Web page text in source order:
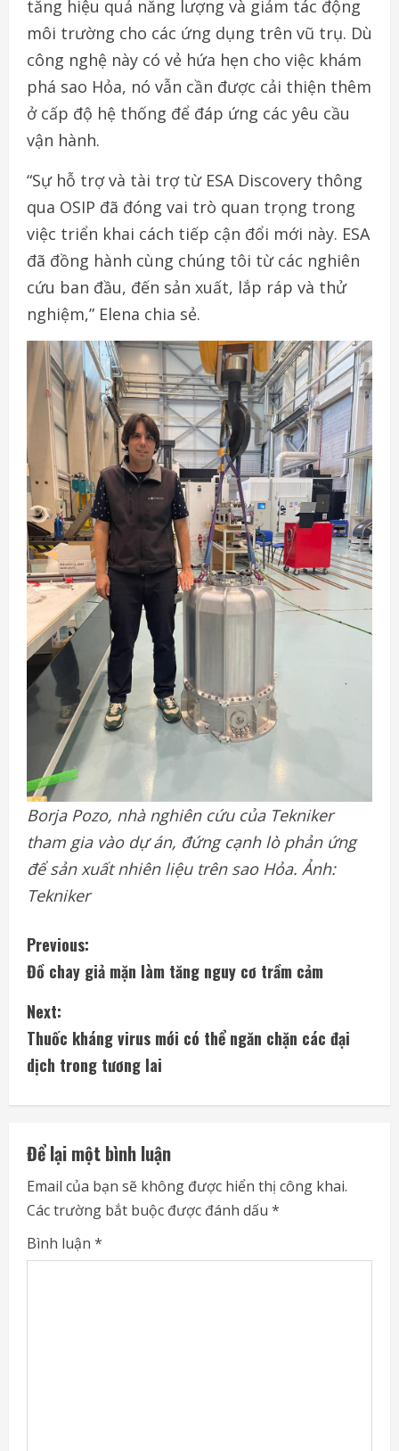
tăng hiệu quả năng lượng và giảm tác động
môi trường cho các ứng dụng trên vũ trụ. Dù
công nghệ này có vẻ hứa hẹn cho việc khám
phá sao Hỏa, nó vẫn cần được cải thiện thêm
ở cấp độ hệ thống để đáp ứng các yêu cầu
vận hành.
“Sự hỗ trợ và tài trợ từ ESA Discovery thông
qua OSIP đã đóng vai trò quan trọng trong
việc triển khai cách tiếp cận đổi mới này. ESA
đã đồng hành cùng chúng tôi từ các nghiên
cứu ban đầu, đến sản xuất, lắp ráp và thử
nghiệm,” Elena chia sẻ.
Borja Pozo, nhà nghiên cứu của Tekniker
tham gia vào dự án, đứng cạnh lò phản ứng
để sản xuất nhiên liệu trên sao Hỏa. Ảnh:
Tekniker
C
o
n
t
i
n
u
e
R
Previous:
Đồ chay giả mặn làm tăng nguy cơ trầm cảm
Next:
Thuốc kháng virus mới có thể ngăn chặn các đại
dịch trong tương lai
Để lại một bình luận
Email của bạn sẽ không được hiển thị công khai.
Các trường bắt buộc được đánh dấu *
Bình luận *